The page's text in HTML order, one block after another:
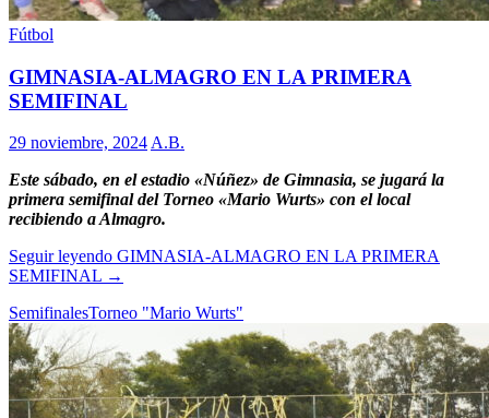
Fútbol
GIMNASIA-ALMAGRO EN LA PRIMERA
SEMIFINAL
29 noviembre, 2024 A.B.
Este sábado, en el estadio «Núñez» de Gimnasia, se jugará la
primera semifinal del Torneo «Mario Wurts» con el local
recibiendo a Almagro.
Seguir leyendo GIMNASIA-ALMAGRO EN LA PRIMERA
SEMIFINAL →
SemifinalesTorneo "Mario Wurts"